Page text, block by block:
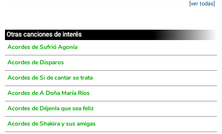
[ver todas]
Otras canciones de interés
Acordes de Sufrió Agonía
Acordes de Disparos
Acordes de Si de cantar se trata
Acordes de A Doña María Ríos
Acordes de Déjenla que sea feliz
Acordes de Shakira y sus amigas